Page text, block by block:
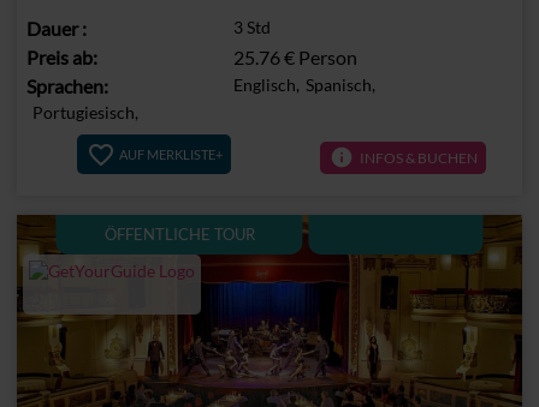
Sprachen:
Dauer:
Preis ab:
Englisch, Spanisch,
Portugiesisch,
3 Std
25.76 € Person
AUF MERKLISTE+ info INFOS & BUCHEN
ÖFFENTLICHE TOUR